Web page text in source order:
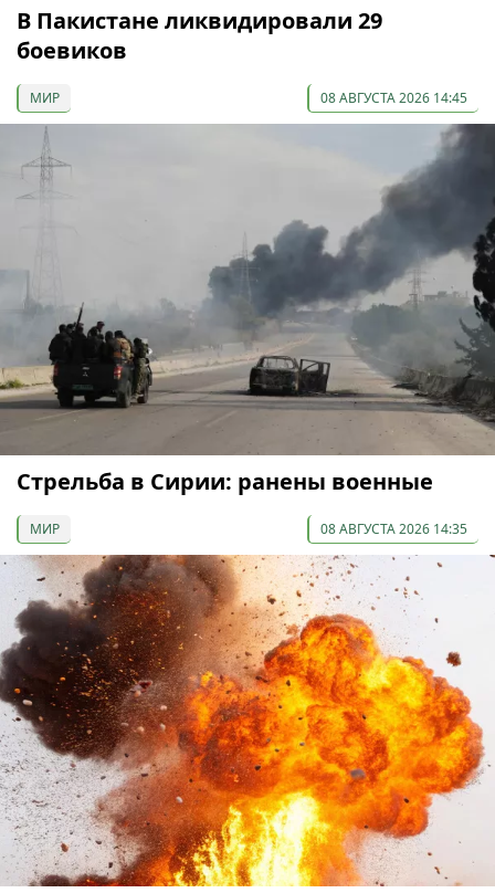
В Пакистане ликвидировали 29
боевиков
МИР 08 АВГУСТА 2026 14:45
Стрельба в Сирии: ранены военные
МИР 08 АВГУСТА 2026 14:35